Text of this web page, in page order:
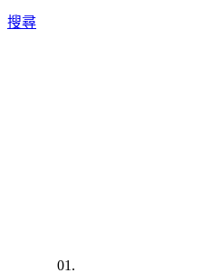
搜尋
01.